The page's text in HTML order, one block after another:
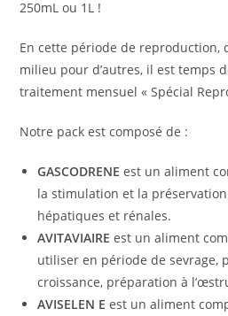
250mL ou 1L !
En cette période de reproduction,
milieu pour d’autres, il est temps
traitement mensuel « Spécial
Notre pack est composé de :
GASCODRENE est un aliment
la stimulation et la
hépatiques et rénales.
AVITAVIAIRE est un aliment
utiliser en période de sevrage,
croissance, préparation à
AVISELEN E est un aliment